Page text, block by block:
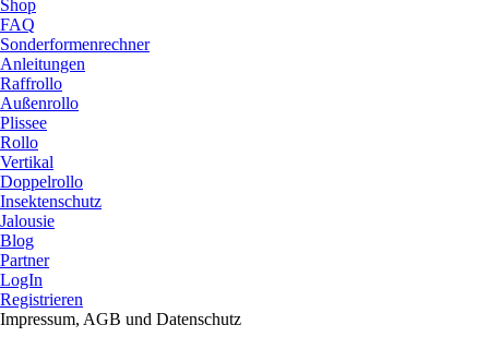
Shop
FAQ
Sonderformenrechner
Anleitungen
Raffrollo
Außenrollo
Plissee
Rollo
Vertikal
Doppelrollo
Insektenschutz
Jalousie
Blog
Partner
LogIn
Registrieren
Impressum, AGB und Datenschutz